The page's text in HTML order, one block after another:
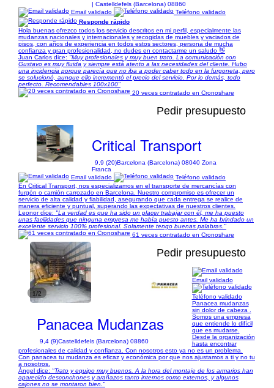
| Castelldefels (Barcelona) 08860
Email validado
Teléfono validado
Responde rápido
Hola buenas ofrezco todos los servicio descritos en mi perfil, especialmente las
mudanzas nacionales y internacionales y recogidas de muebles y vaciados de
pisos, con años de experiencia en todos estos sectores, persona de mucha
confianza y gran profesionalidad, no dudes en contactarme un saludo 👋
Juan Carlos dice: "Muy profesionales y muy buen trato. La comunicación con
Gustavo es muy fluida y siempre está atento a las necesidades del cliente. Hubo
una incidencia porque parecía que no iba a poder caber todo en la furgoneta, pero
se solucionó, aunque ello incrementó el precio del servicio. Por lo demás, todo
perfecto. Recomendables 100x100"
20 veces contratado en Cronoshare
Pedir presupuesto
Critical Transport
9,9 (20)Barcelona (Barcelona) 08040 Zona
Franca
Email validado
Teléfono validado
En Critical Transport, nos especializamos en el transporte de mercancías con
furgón o camión carrozado en Barcelona. Nuestro compromiso es ofrecer un
servicio de alta calidad y fiabilidad, asegurando que cada entrega se realice de
manera eficiente y puntual, superando las expectativas de nuestros clientes.
Leonor dice: "La verdad es que ha sido un placer trabajar con él, me ha puesto
unas facilidades que ninguna empresa me había puesto antes. Me ha brindado un
excelente servicio 100% profesional. Solamente tengo buenas palabras."
61 veces contratado en Cronoshare
1/2
Pedir presupuesto
Panacea Mudanzas
9,4 (9)Castelldefels (Barcelona) 08860
Email validado
Teléfono validado
Panacea mudanzas
sin dolor de cabeza .
Somos una empresa
que entiende lo difícil
que es mudarse.
Desde la organización
hasta encontrar
profesionales de calidad y confianza. Con nosotros esto ya no es un problema.
Con panacea tu mudanza es eficaz y económica por que nos ajustamos a ti y no tu
a nosotros.
Ángel dice: "Trato y equipo muy buenos. A la hora del montaje de los armarios han
aparecido desconchones y arañazos tanto internos como externos, y algunos
cajones no se montaron bien."